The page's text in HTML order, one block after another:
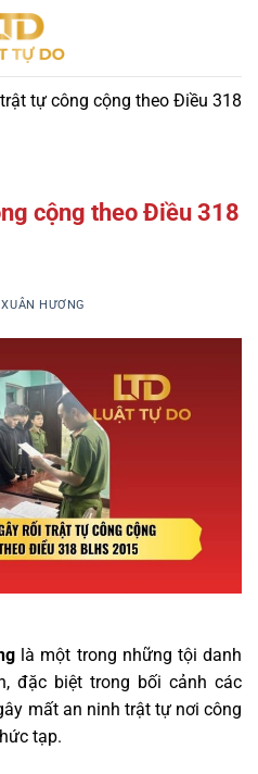
tự công cộng theo Điều 318
cộng theo Điều 318
HƯƠNG
là một trong những tội danh
đặc biệt trong bối cảnh các
mất an ninh trật tự nơi công
tạp.